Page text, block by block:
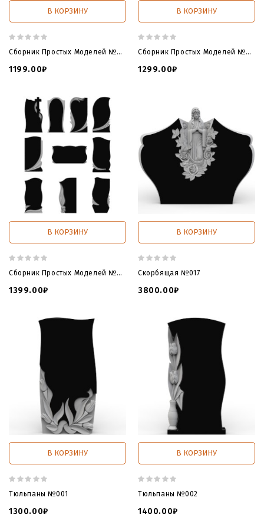
В КОРЗИНУ
Сборник Простых Моделей №01
1199.00₽
В КОРЗИНУ
Сборник Простых Моделей №02
1299.00₽
В КОРЗИНУ
Сборник Простых Моделей №03
1399.00₽
В КОРЗИНУ
Скорбящая №017
3800.00₽
В КОРЗИНУ
Тюльпаны №001
1300.00₽
В КОРЗИНУ
Тюльпаны №002
1400.00₽